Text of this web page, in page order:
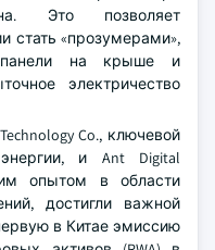
Это позволяет
стать «прозумерами»,
панели на крыше и
электричество
Co., ключевой
и Ant Digital
опытом в области
достигли важной
в Китае эмиссию